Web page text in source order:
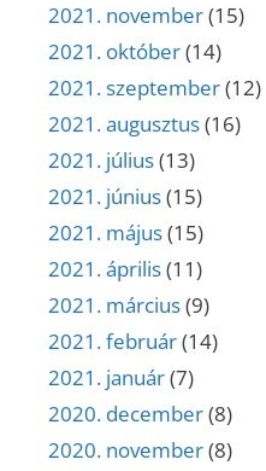
2021. november(15)
2021. október(14)
2021. szeptember(12)
2021. augusztus(16)
2021. július(13)
2021. június(15)
2021. május(15)
2021. április(11)
2021. március(9)
2021. február(14)
2021. január(7)
2020. december(8)
2020. november(8)